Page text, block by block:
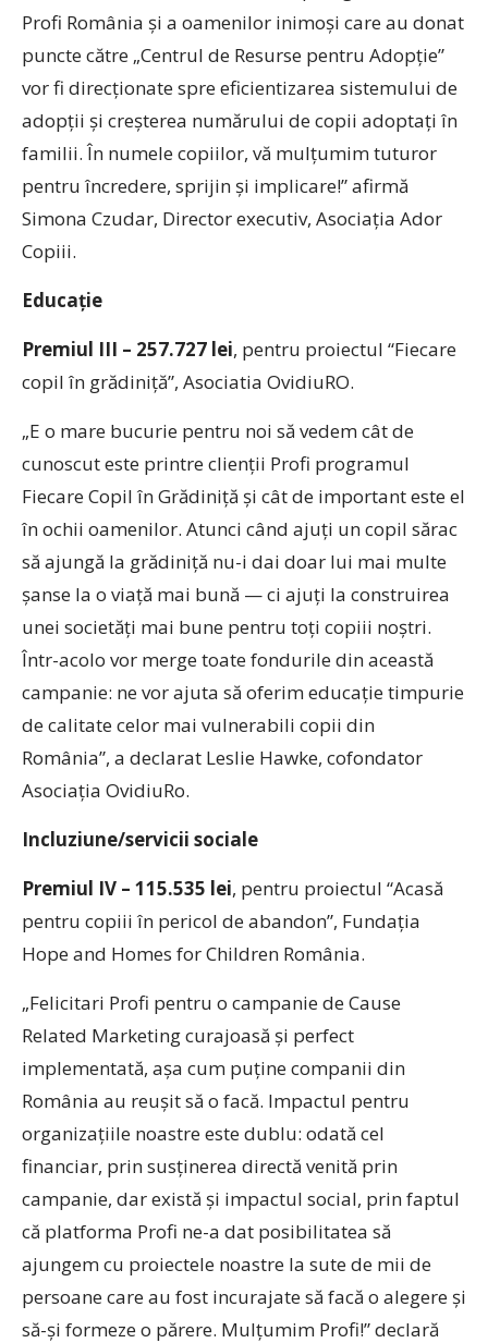
Profi România și a oamenilor inimoși care au donat
puncte către „Centrul de Resurse pentru Adopție”
vor fi direcționate spre eficientizarea sistemului de
adopții și creșterea numărului de copii adoptați în
familii. În numele copiilor, vă mulțumim tuturor
pentru încredere, sprijin și implicare!” afirmă
Simona Czudar, Director executiv, Asociația Ador
Copiii.
Educație
Premiul III – 257.727 lei, pentru proiectul “Fiecare
copil în grădiniță”, Asociatia OvidiuRO.
„E o mare bucurie pentru noi să vedem cât de
cunoscut este printre clienții Profi programul
Fiecare Copil în Grădiniță și cât de important este el
în ochii oamenilor. Atunci când ajuți un copil sărac
să ajungă la grădiniță nu-i dai doar lui mai multe
șanse la o viață mai bună — ci ajuți la construirea
unei societăți mai bune pentru toți copiii noștri.
Într-acolo vor merge toate fondurile din această
campanie: ne vor ajuta să oferim educație timpurie
de calitate celor mai vulnerabili copii din
România”, a declarat Leslie Hawke, cofondator
Asociația OvidiuRo.
Incluziune/servicii sociale
Premiul IV – 115.535 lei, pentru proiectul “Acasă
pentru copiii în pericol de abandon”, Fundația
Hope and Homes for Children România.
„Felicitari Profi pentru o campanie de Cause
Related Marketing curajoasă și perfect
implementată, așa cum puține companii din
România au reușit să o facă. Impactul pentru
organizațiile noastre este dublu: odată cel
financiar, prin susținerea directă venită prin
campanie, dar există și impactul social, prin faptul
că platforma Profi ne-a dat posibilitatea să
ajungem cu proiectele noastre la sute de mii de
persoane care au fost incurajate să facă o alegere și
să-și formeze o părere. Mulțumim Profi!” declară